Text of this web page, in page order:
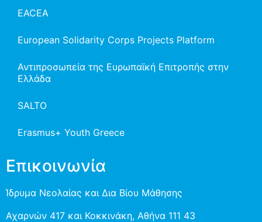
EACEA
European Solidarity Corps Projects Platform
Αντιπροσωπεία της Ευρωπαϊκή Επιτροπής στην
Ελλάδα
SALTO
Erasmus+ Youth Greece
Επικοινωνία
Ίδρυμα Νεολαίας και Δια Βίου Μάθησης
Αχαρνών 417 και Κοκκινάκη, Αθήνα 111 43